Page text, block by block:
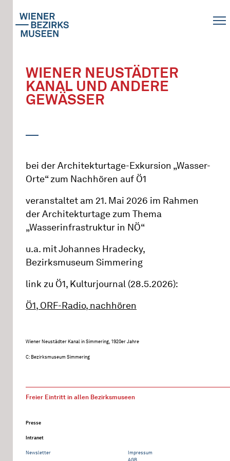
WIENER NEUSTÄDTER
KANAL UND ANDERE
GEWÄSSER
bei der Architekturtage-Exkursion „Wasser-
Orte“ zum Nachhören auf Ö1
veranstaltet am 21. Mai 2026 im Rahmen
der Architekturtage zum Thema
„Wasserinfrastruktur in NÖ“
u.a. mit Johannes Hradecky,
Bezirksmuseum Simmering
link zu Ö1, Kulturjournal (28.5.2026):
Ö1, ORF-Radio, nachhören
Wiener Neustädter Kanal in Simmering, 1920er Jahre
C: Bezirksmuseum Simmering
Freier Eintritt in allen Bezirksmuseen
Presse
Intranet
Newsletter
Impressum
AGB